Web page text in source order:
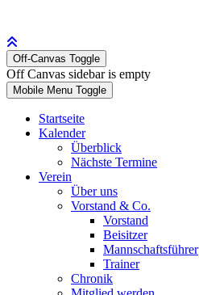
Off-Canvas Toggle
Off Canvas sidebar is empty
Mobile Menu Toggle
Startseite
Kalender
Überblick
Nächste Termine
Verein
Über uns
Vorstand & Co.
Vorstand
Beisitzer
Mannschaftsführer
Trainer
Chronik